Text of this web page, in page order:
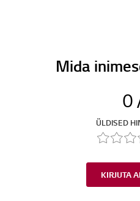
Mida
0
ÜLDISED
KIRJUTA